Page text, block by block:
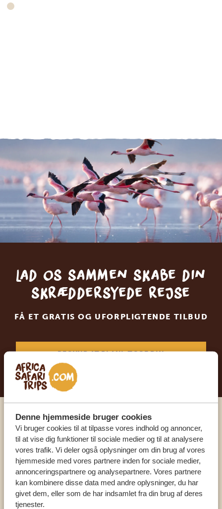
Denne hjemmeside bruger cookies
Vi bruger cookies til at tilpasse vores indhold og annoncer,
til at vise dig funktioner til sociale medier og til at analysere
vores trafik. Vi deler også oplysninger om din brug af vores
hjemmeside med vores partnere inden for sociale medier,
annonceringspartnere og analysepartnere. Vores partnere
kan kombinere disse data med andre oplysninger, du har
givet dem, eller som de har indsamlet fra din brug af deres
tjenester.
Lad os sammen skabe din
skræddersyede rejse
FÅ ET GRATIS OG UFORPLIGTENDE TILBUD
BEGYND AT PLANLÆGGE DIN
Ring til en ekspert
VORES SPECIALISTER ER HER FOR AT
HJÆLPE DIG